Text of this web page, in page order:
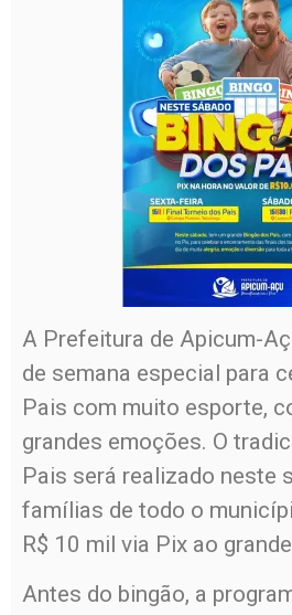
A Prefeitura de Apicum-
de semana especial para
Pais com muito esporte,
grandes emoções. O
Pais será realizado neste
famílias de todo o
R$ 10 mil via Pix ao
Antes do bingão, a